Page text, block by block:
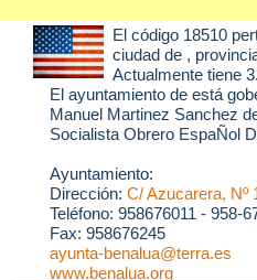
El código 18510
ciudad de ,
Actualmente tiene
El ayuntamiento de está
Manuel Martinez Sanchez
Socialista Obrero EspaÑol
Ayuntamiento:
Dirección: C/ Azucarera, Nº
Teléfono: 958676011 - 958-
Fax: 958676245
ayunta-benalua@terra.es
www.benalua.org